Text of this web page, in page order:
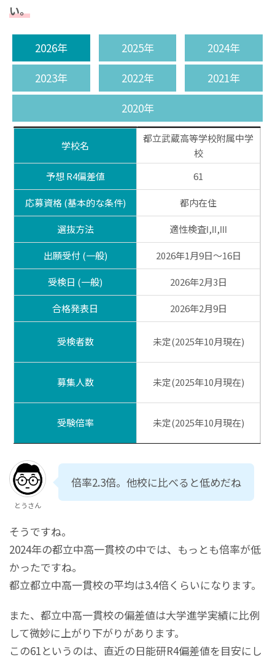
い。
2026年 2025年
2024年
2023年
2022年
2021年
2020年
学校名
都立武蔵高等学校附属中学
校
予想 R4偏差値
61
応募資格 (基本的な条件) 都内在住
選抜方法 適性検査Ⅰ,Ⅱ,Ⅲ
出願受付 (一般) 2026年1月9日～16日
受検日 (一般) 2026年2月3日
合格発表日 2026年2月9日
受検者数 未定(2025年10月現在)
募集人数 未定(2025年10月現在)
受験倍率 未定(2025年10月現在)
とうさん
倍率2.3倍。他校に比べると低めだね
そうですね。
2024年の都立中高一貫校の中では、もっとも倍率が低
かったですね。
都立都立中高一貫校の平均は3.4倍くらいになります。
また、都立中高一貫校の偏差値は大学進学実績に比例
して微妙に上がり下がりがあります。
この61というのは、直近の日能研R4偏差値を目安にし